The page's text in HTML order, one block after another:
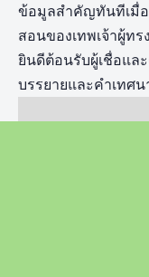
ข้อมูลสำคัญทันทีเมื่
สอนของเทพเจ้าผู้ท
ยินดีต้อนรับผู้เชื่อแล
บรรยายและคำเทศ